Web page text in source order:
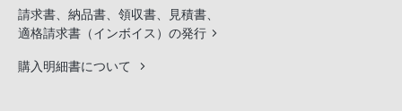
請求書、納品書、領収書、見積書、
適格請求書（インボイス）の発行
購入明細書について